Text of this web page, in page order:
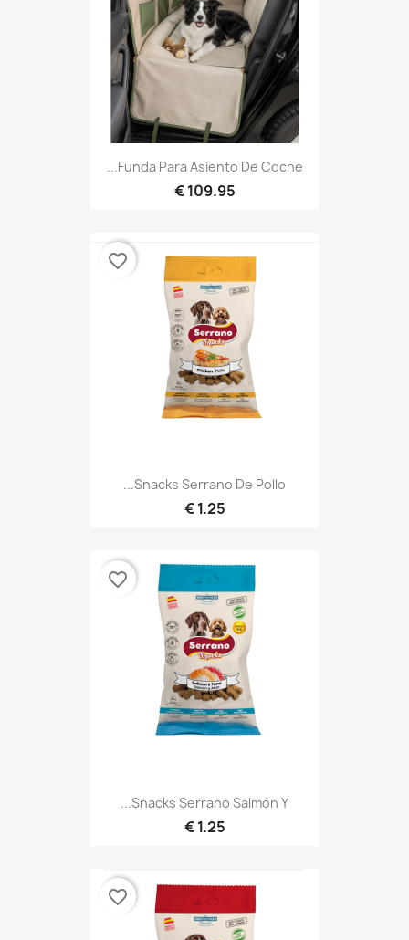
Funda Para Asiento De Coche...
109.95 €
Snacks Serrano De Pollo...
1.25 €
favorite_border
Snacks Serrano Salmón Y...
1.25 €
favorite_border
favorite_border